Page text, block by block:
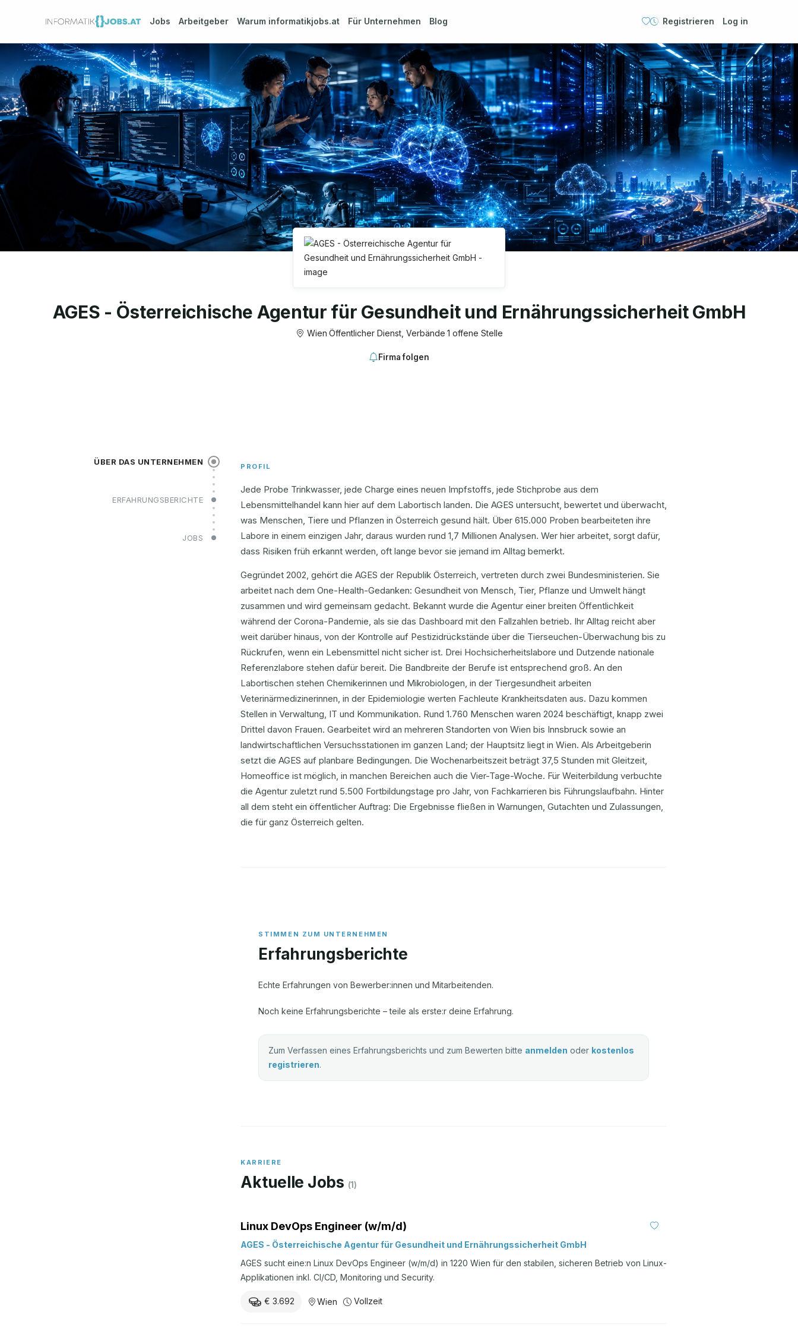
Jobs Arbeitgeber Warum informatikjobs.at Für Unternehmen Blog Registrieren Log in
AGES - Österreichische Agentur für Gesundheit und Ernährungssicherheit GmbH
Wien·Öffentlicher Dienst, Verbände·1 offene Stelle
Firma folgen
ÜBER DAS UNTERNEHMEN
ERFAHRUNGSBERICHTE
JOBS
PROFIL
Jede Probe Trinkwasser, jede Charge eines neuen Impfstoffs, jede Stichprobe aus dem
Lebensmittelhandel kann hier auf dem Labortisch landen. Die AGES untersucht, bewertet und überwacht,
was Menschen, Tiere und Pflanzen in Österreich gesund hält. Über 615.000 Proben bearbeiteten ihre
Labore in einem einzigen Jahr, daraus wurden rund 1,7 Millionen Analysen. Wer hier arbeitet, sorgt dafür,
dass Risiken früh erkannt werden, oft lange bevor sie jemand im Alltag bemerkt.
Gegründet 2002, gehört die AGES der Republik Österreich, vertreten durch zwei Bundesministerien. Sie
arbeitet nach dem One-Health-Gedanken: Gesundheit von Mensch, Tier, Pflanze und Umwelt hängt
zusammen und wird gemeinsam gedacht. Bekannt wurde die Agentur einer breiten Öffentlichkeit
während der Corona-Pandemie, als sie das Dashboard mit den Fallzahlen betrieb. Ihr Alltag reicht aber
weit darüber hinaus, von der Kontrolle auf Pestizidrückstände über die Tierseuchen-Überwachung bis zu
Rückrufen, wenn ein Lebensmittel nicht sicher ist. Drei Hochsicherheitslabore und Dutzende nationale
Referenzlabore stehen dafür bereit. Die Bandbreite der Berufe ist entsprechend groß. An den
Labortischen stehen Chemikerinnen und Mikrobiologen, in der Tiergesundheit arbeiten
Veterinärmedizinerinnen, in der Epidemiologie werten Fachleute Krankheitsdaten aus. Dazu kommen
Stellen in Verwaltung, IT und Kommunikation. Rund 1.760 Menschen waren 2024 beschäftigt, knapp zwei
Drittel davon Frauen. Gearbeitet wird an mehreren Standorten von Wien bis Innsbruck sowie an
landwirtschaftlichen Versuchsstationen im ganzen Land; der Hauptsitz liegt in Wien. Als Arbeitgeberin
setzt die AGES auf planbare Bedingungen. Die Wochenarbeitszeit beträgt 37,5 Stunden mit Gleitzeit,
Homeoffice ist möglich, in manchen Bereichen auch die Vier-Tage-Woche. Für Weiterbildung verbuchte
die Agentur zuletzt rund 5.500 Fortbildungstage pro Jahr, von Fachkarrieren bis Führungslaufbahn. Hinter
all dem steht ein öffentlicher Auftrag: Die Ergebnisse fließen in Warnungen, Gutachten und Zulassungen,
die für ganz Österreich gelten.
Erfahrungsberichte
Echte Erfahrungen von Bewerber:innen und Mitarbeitenden.
Noch keine Erfahrungsberichte – teile als erste:r deine Erfahrung.
Zum Verfassen eines Erfahrungsberichts und zum Bewerten bitte anmelden oder kostenlos
registrieren.
KARRIERE
Aktuelle Jobs (1)
Linux DevOps Engineer (w/m/d)
AGES - Österreichische Agentur für Gesundheit und Ernährungssicherheit GmbH
AGES sucht eine:n Linux DevOps Engineer (w/m/d) in 1220 Wien für den stabilen, sicheren Betrieb von Linux-
Applikationen inkl. CI/CD, Monitoring und Security.
€ 3.692 Wien Vollzeit